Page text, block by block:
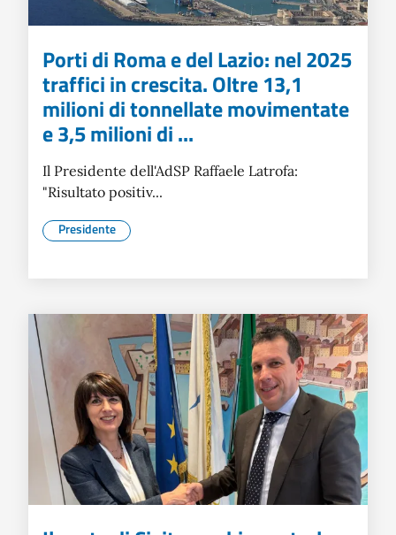
Porti di Roma e del Lazio: nel 2025
traffici in crescita. Oltre 13,1
milioni di tonnellate movimentate
e 3,5 milioni di ...
Il Presidente dell'AdSP Raffaele Latrofa:
"Risultato positiv...
Presidente